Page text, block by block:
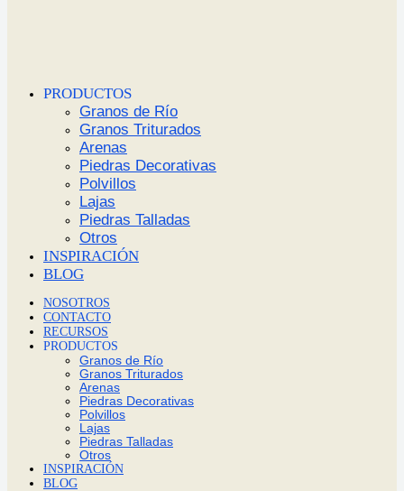
PRODUCTOS
Granos de Río
Granos Triturados
Arenas
Piedras Decorativas
Polvillos
Lajas
Piedras Talladas
Otros
INSPIRACIÓN
BLOG
NOSOTROS
CONTACTO
RECURSOS
PRODUCTOS
Granos de Río
Granos Triturados
Arenas
Piedras Decorativas
Polvillos
Lajas
Piedras Talladas
Otros
INSPIRACIÓN
BLOG